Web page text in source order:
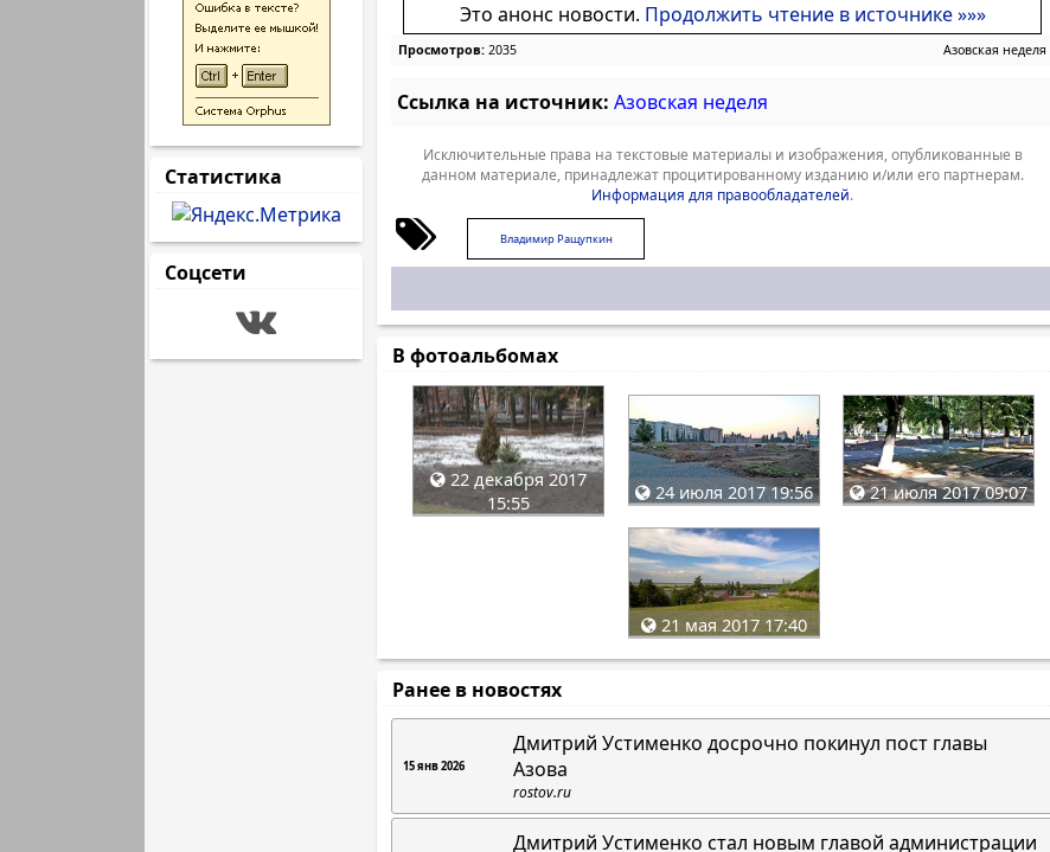
Статистика
Соцсети
Это анонс новости. Продолжить чтение в источнике »»»
Просмотров: 2035 Азовская неделя
Ссылка на источник: Азовская неделя
Исключительные права на текстовые материалы и изображения, опубликованные в
данном материале, принадлежат процитированному изданию и/или его партнерам.
Информация для правообладателей.
Владимир Ращупкин
В фотоальбомах
22 декабря 2017
15:55
24 июля 2017 19:56 21 июля 2017 09:07
21 мая 2017 17:40
Ранее в новостях
15 янв 2026
Дмитрий Устименко досрочно покинул пост главы
Азова
rostov.ru
Дмитрий Устименко стал новым главой администрации